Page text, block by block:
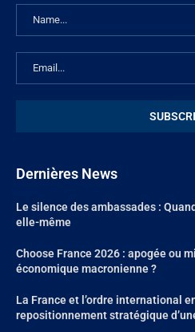
Dernières News
Le silence des ambassades :
elle-même
Choose France 2026 : apogée ou
économique macronienne ?
La France et l’ordre international
repositionnement stratégique